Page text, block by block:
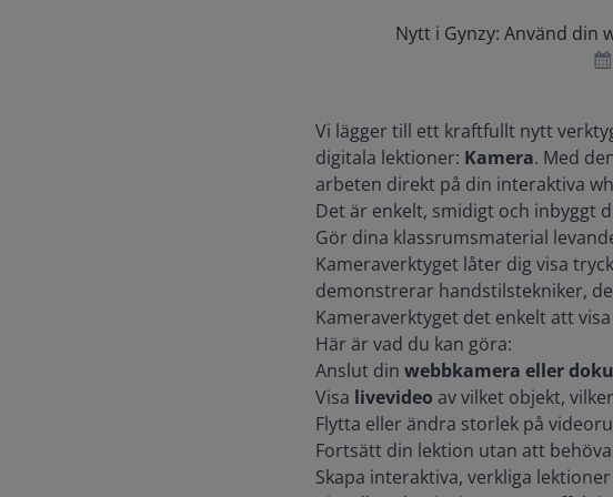
Nytt i Gynzy: Använd din
Vi lägger till ett kraftfullt nytt
digitala lektioner: Kamera. Med
arbeten direkt på din interaktiva
Det är enkelt, smidigt och inbyggt
Gör dina klassrums­material
Kameraverktyget låter dig visa
demonstrerar handstilstekniker,
Kameraverktyget det enkelt att
Här är vad du kan göra:
Anslut din webbkamera eller
Visa livevideo av vilket objekt,
Flytta eller ändra storlek på
Fortsätt din lektion utan att
Skapa interaktiva, verkliga lektioner